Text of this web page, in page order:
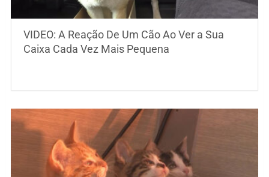
VIDEO: A Reação De Um Cão Ao Ver a Sua
Caixa Cada Vez Mais Pequena